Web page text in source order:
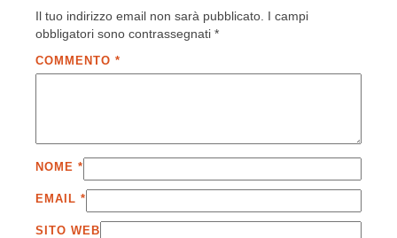
Il tuo indirizzo email non sarà pubblicato. I campi
obbligatori sono contrassegnati *
COMMENTO *
NOME *
EMAIL *
SITO WEB